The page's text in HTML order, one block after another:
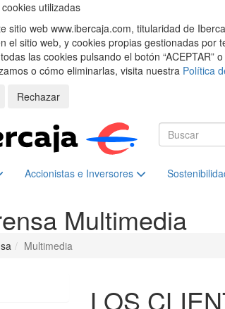
utilizadas
sitio web www.ibercaja.com, titularidad de
el sitio web, y cookies propias gestionadas
las cookies pulsando el botón
o cómo eliminarlas, visita nuestra Política
Rechazar
Accionistas e Inversores
Multimedia
Multimedia
LOS